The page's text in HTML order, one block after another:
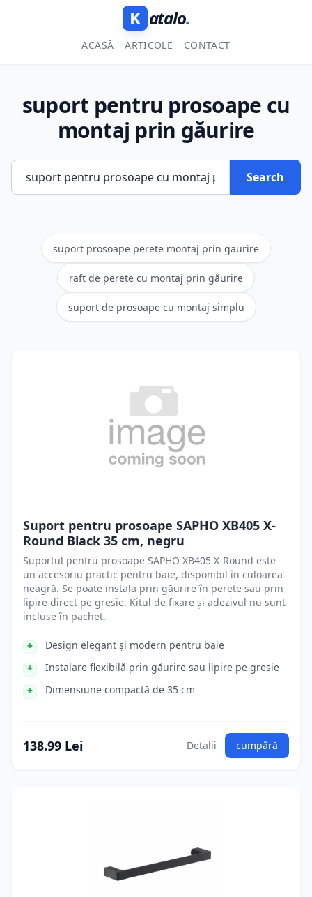
K atalo.
ACASĂ ARTICOLE CONTACT
suport pentru prosoape cu
montaj prin găurire
Search
suport prosoape perete montaj prin gaurire
raft de perete cu montaj prin găurire
suport de prosoape cu montaj simplu
Suport pentru prosoape SAPHO XB405 X-
Round Black 35 cm, negru
Suportul pentru prosoape SAPHO XB405 X-Round este
un accesoriu practic pentru baie, disponibil în culoarea
neagră. Se poate instala prin găurire în perete sau prin
lipire direct pe gresie. Kitul de fixare și adezivul nu sunt
incluse în pachet.
Design elegant și modern pentru baie
Instalare flexibilă prin găurire sau lipire pe gresie
Dimensiune compactă de 35 cm
138.99 Lei Detalii cumpără